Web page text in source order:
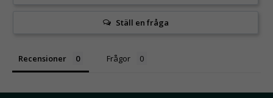
Ställ en fråga
Recensioner Frågor